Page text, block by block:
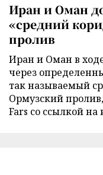
Иран и Оман
«средний
пролив
Иран и Оман в
через
так называемый
Ормузский
Fars со ссылкой